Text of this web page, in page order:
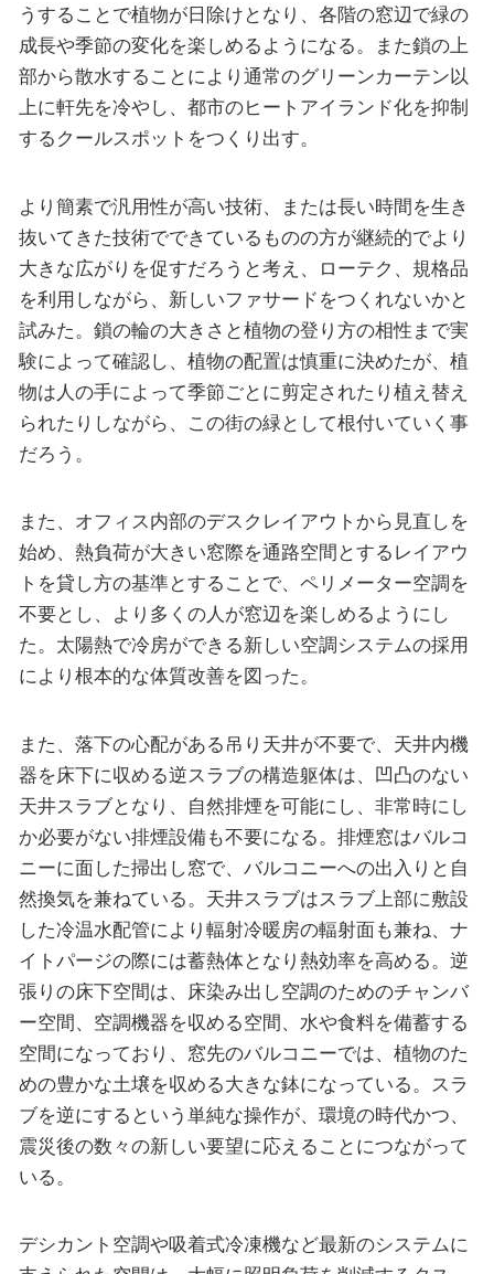
うすることで植物が日除けとなり、各階の窓辺で緑の
成長や季節の変化を楽しめるようになる。また鎖の上
部から散水することにより通常のグリーンカーテン以
上に軒先を冷やし、都市のヒートアイランド化を抑制
するクールスポットをつくり出す。
より簡素で汎用性が高い技術、または長い時間を生き
抜いてきた技術でできているものの方が継続的でより
大きな広がりを促すだろうと考え、ローテク、規格品
を利用しながら、新しいファサードをつくれないかと
試みた。鎖の輪の大きさと植物の登り方の相性まで実
験によって確認し、植物の配置は慎重に決めたが、植
物は人の手によって季節ごとに剪定されたり植え替え
られたりしながら、この街の緑として根付いていく事
だろう。
また、オフィス内部のデスクレイアウトから見直しを
始め、熱負荷が大きい窓際を通路空間とするレイアウ
トを貸し方の基準とすることで、ペリメーター空調を
不要とし、より多くの人が窓辺を楽しめるようにし
た。太陽熱で冷房ができる新しい空調システムの採用
により根本的な体質改善を図った。
また、落下の心配がある吊り天井が不要で、天井内機
器を床下に収める逆スラブの構造躯体は、凹凸のない
天井スラブとなり、自然排煙を可能にし、非常時にし
か必要がない排煙設備も不要になる。排煙窓はバルコ
ニーに面した掃出し窓で、バルコニーへの出入りと自
然換気を兼ねている。天井スラブはスラブ上部に敷設
した冷温水配管により輻射冷暖房の輻射面も兼ね、ナ
イトパージの際には蓄熱体となり熱効率を高める。逆
張りの床下空間は、床染み出し空調のためのチャンバ
ー空間、空調機器を収める空間、水や食料を備蓄する
空間になっており、窓先のバルコニーでは、植物のた
めの豊かな土壌を収める大きな鉢になっている。スラ
ブを逆にするという単純な操作が、環境の時代かつ、
震災後の数々の新しい要望に応えることにつながって
いる。
デシカント空調や吸着式冷凍機など最新のシステムに